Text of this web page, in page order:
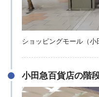
ショッピングモール（小
小田急百貨店の階